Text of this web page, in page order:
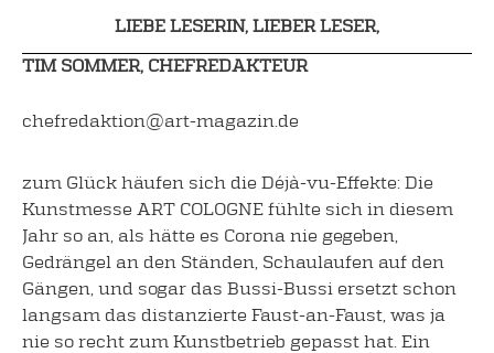
LIEBE LESERIN, LIEBER LESER,
TIM SOMMER, CHEFREDAKTEUR
chefredaktion@art-magazin.de
zum Glück häufen sich die Déjà-vu-Effekte: Die
Kunstmesse ART COLOGNE fühlte sich in diesem
Jahr so an, als hätte es Corona nie gegeben,
Gedrängel an den Ständen, Schaulaufen auf den
Gängen, und sogar das Bussi-Bussi ersetzt schon
langsam das distanzierte Faust-an-Faust, was ja
nie so recht zum Kunstbetrieb gepasst hat. Ein